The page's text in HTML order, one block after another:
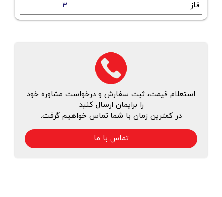
فاز :
3
استعلام قیمت، ثبت سفارش و درخواست مشاوره خود
را برایمان ارسال کنید
در کمترین زمان با شما تماس خواهیم گرفت.
تماس با ما